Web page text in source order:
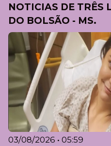
NOTICIAS DE TRÊS
DO BOLSÃO - MS.
03/08/2026 • 05:59